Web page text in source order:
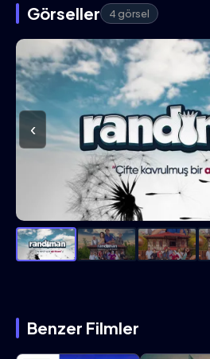
Görseller 4 görsel
‹
Benzer Filmler